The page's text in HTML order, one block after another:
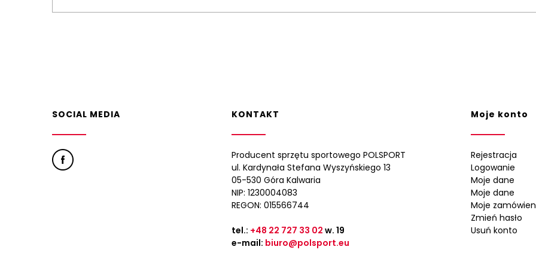
SOCIAL MEDIA KONTAKT
Producent sprzętu sportowego POLSPORT
ul. Kardynała Stefana Wyszyńskiego 13
05-530 Góra Kalwaria
NIP: 1230004083
REGON: 015566744
tel.: +48 22 727 33 02 w. 19
e-mail: biuro@polsport.eu
Moje konto
Rejestracja
Logowanie
Moje dane
Moje dane
Moje
Zmień hasło
Usuń konto